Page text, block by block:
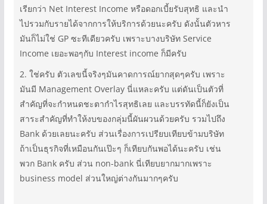
เรียกว่า Net Interest Income หรือดอกเบี้ยรับสุทธิ และนำ
ไปรวมกับรายได้จากการให้บริการด้วยนะครับ ดังนั้นตัวหาร
มันก็ไม่ใช่ GP ซะทีเดียวครับ เพราะบางบริษัท Service
Income เยอะพอๆกับ Interest income ก็มีครับ
2. ใช่ครับ ตัวเลขนี้จริงๆมันคาดการณ์ยากสุดๆครับ เพราะ
มันมี Management Overlay นี่แหละครับ แต่ดันเป็นตัวที่
สำคัญที่จะกำหนดชะตากำไรสุทธิเลย และบรรทัดนี้ก็ยังเป็น
สาระสำคัญที่ทำให้งบของกลุ่มนี้ผันผวนด้วยครับ รวมไปถึง
Bank ด้วยเลยนะครับ ส่วนเรื่องการเปรียบเทียบข้ามบริษัท
ถ้าเป็นธุรกิจที่เหมือนกันเป๊ะๆ ก็เทียบกันพอได้นะครับ เช่น
พวก Bank ครับ ส่วน non-bank นี่เทียบยากมากเพราะ
business model ส่วนใหญ่ต่างกันมากๆครับ